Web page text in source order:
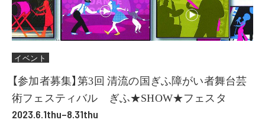
イベント
【参加者募集】第3回 清流の国ぎふ障がい者舞台芸
術フェスティバル ぎふ★SHOW★フェスタ
2023.6.1thu–8.31thu